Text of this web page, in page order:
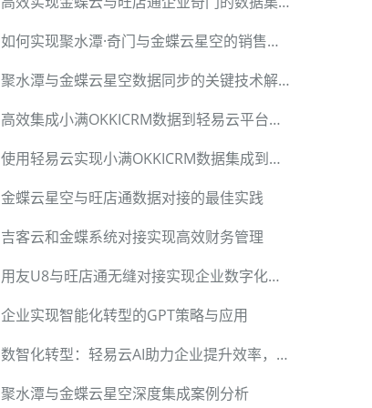
如何实现聚水潭·奇门与金蝶云星空的销售退货数据同步
聚水潭与金蝶云星空数据同步的关键技术解析
高效集成小满OKKICRM数据到轻易云平台的技术分享
使用轻易云实现小满OKKICRM数据集成到钉钉的全流程分享
金蝶云星空与旺店通数据对接的最佳实践
吉客云和金蝶系统对接实现高效财务管理
用友U8与旺店通无缝对接实现企业数字化管理
企业实现智能化转型的GPT策略与应用
数智化转型：轻易云AI助力企业提升效率，迎接未来
聚水潭与金蝶云星空深度集成案例分析